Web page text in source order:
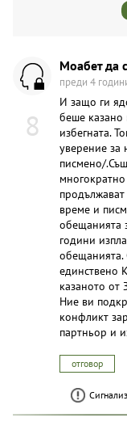
8
Моабет да
преди 4
И защо ги
беше
избегната.
уверение за
писмено/
време и
обещанията
години
обещанията.
единствено
казаното от
Ние ви
конфликт
партньор и
отговор